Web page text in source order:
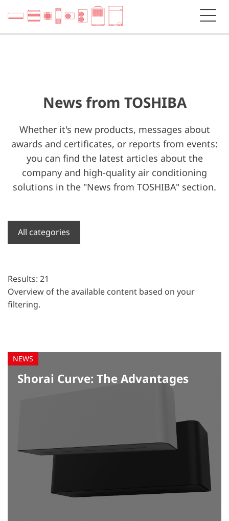
News from TOSHIBA
Whether it's new products, messages about
awards and certificates, or reports from events:
you can find the latest articles about the
company and high-quality air conditioning
solutions in the "News from TOSHIBA" section.
All categories
References
Home solutions
Business solutions
Controls
Chiller
Results: 21
Overview of the available content based on your
filtering.
Shorai Curve: The Advantages